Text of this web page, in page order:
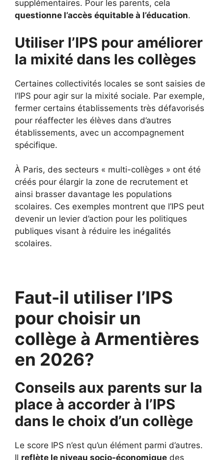
supplémentaires. Pour les parents, cela
questionne l’accès équitable à l’éducation.
Utiliser l’IPS pour améliorer
la mixité dans les collèges
Certaines collectivités locales se sont saisies de
l’IPS pour agir sur la mixité sociale. Par exemple,
fermer certains établissements très défavorisés
pour réaffecter les élèves dans d’autres
établissements, avec un accompagnement
spécifique.
À Paris, des secteurs « multi-collèges » ont été
créés pour élargir la zone de recrutement et
ainsi brasser davantage les populations
scolaires. Ces exemples montrent que l’IPS peut
devenir un levier d’action pour les politiques
publiques visant à réduire les inégalités
scolaires.
Faut-il utiliser l’IPS
pour choisir un
collège à Armentières
en 2026?
Conseils aux parents sur la
place à accorder à l’IPS
dans le choix d’un collège
Le score IPS n’est qu’un élément parmi d’autres.
Il reflète le niveau socio-économique des